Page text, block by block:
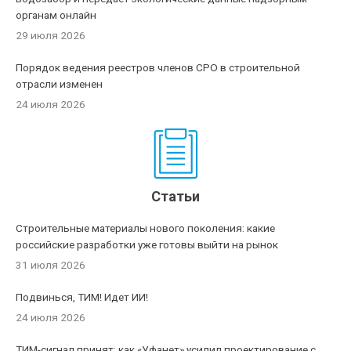
органам онлайн
29 июля 2026
Порядок ведения реестров членов СРО в строительной
отрасли изменен
24 июля 2026
Статьи
Строительные материалы нового поколения: какие
российские разработки уже готовы выйти на рынок
31 июля 2026
Подвинься, ТИМ! Идет ИИ!
24 июля 2026